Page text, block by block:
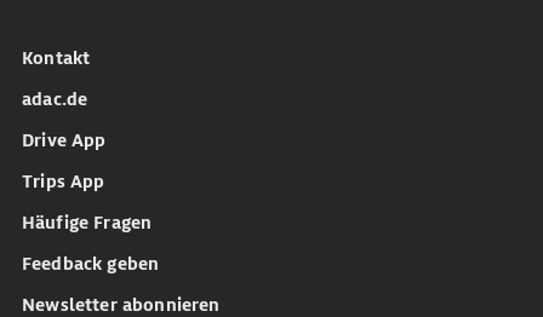
Kontakt
adac.de
Drive App
Trips App
Häufige Fragen
Feedback geben
Newsletter abonnieren